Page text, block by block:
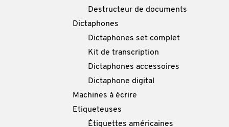
Destructeur de documents
Dictaphones
Dictaphones set complet
Kit de transcription
Dictaphones accessoires
Dictaphone digital
Machines à écrire
Etiqueteuses
Étiquettes américaines